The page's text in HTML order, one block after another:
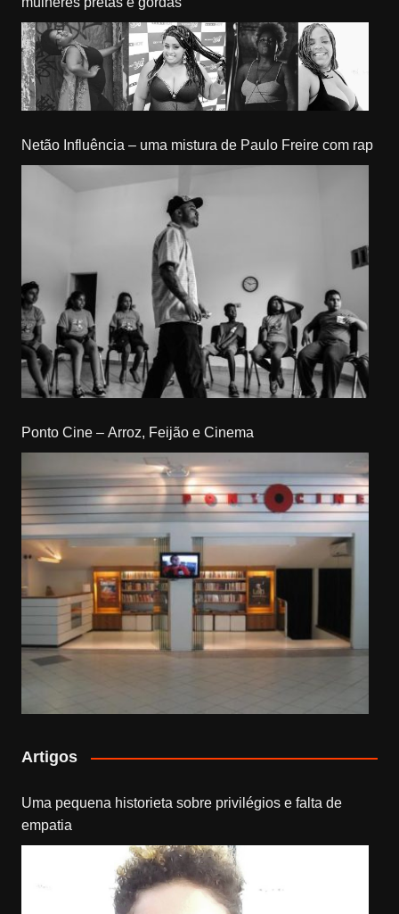
Netão Influência – uma mistura de Paulo Freire com rap
Ponto Cine – Arroz, Feijão e Cinema
Artigos
Uma pequena historieta sobre privilégios e falta de
empatia